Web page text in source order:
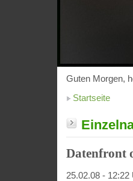
Guten Morgen,
Startseite
Datenfront
25.02.08 - 12:22